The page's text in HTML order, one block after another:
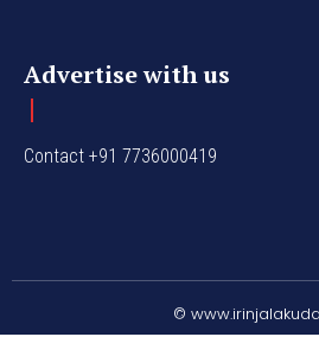
Advertise with us
Contact +91 7736000419
©